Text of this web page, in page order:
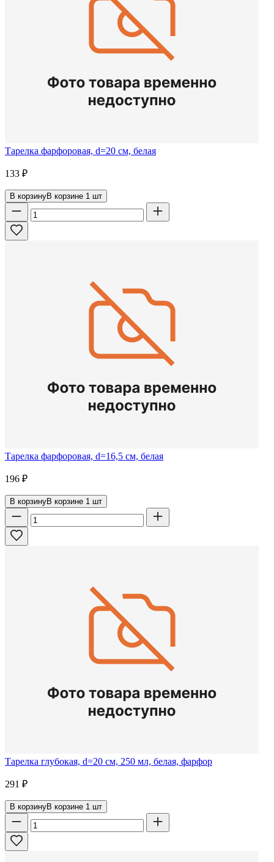
Тарелка фарфоровая, d=20 см, белая
133 ₽
В корзинуВ корзине 1 шт
Тарелка фарфоровая, d=16,5 см, белая
196 ₽
В корзинуВ корзине 1 шт
Тарелка глубокая, d=20 см, 250 мл, белая, фарфор
291 ₽
В корзинуВ корзине 1 шт